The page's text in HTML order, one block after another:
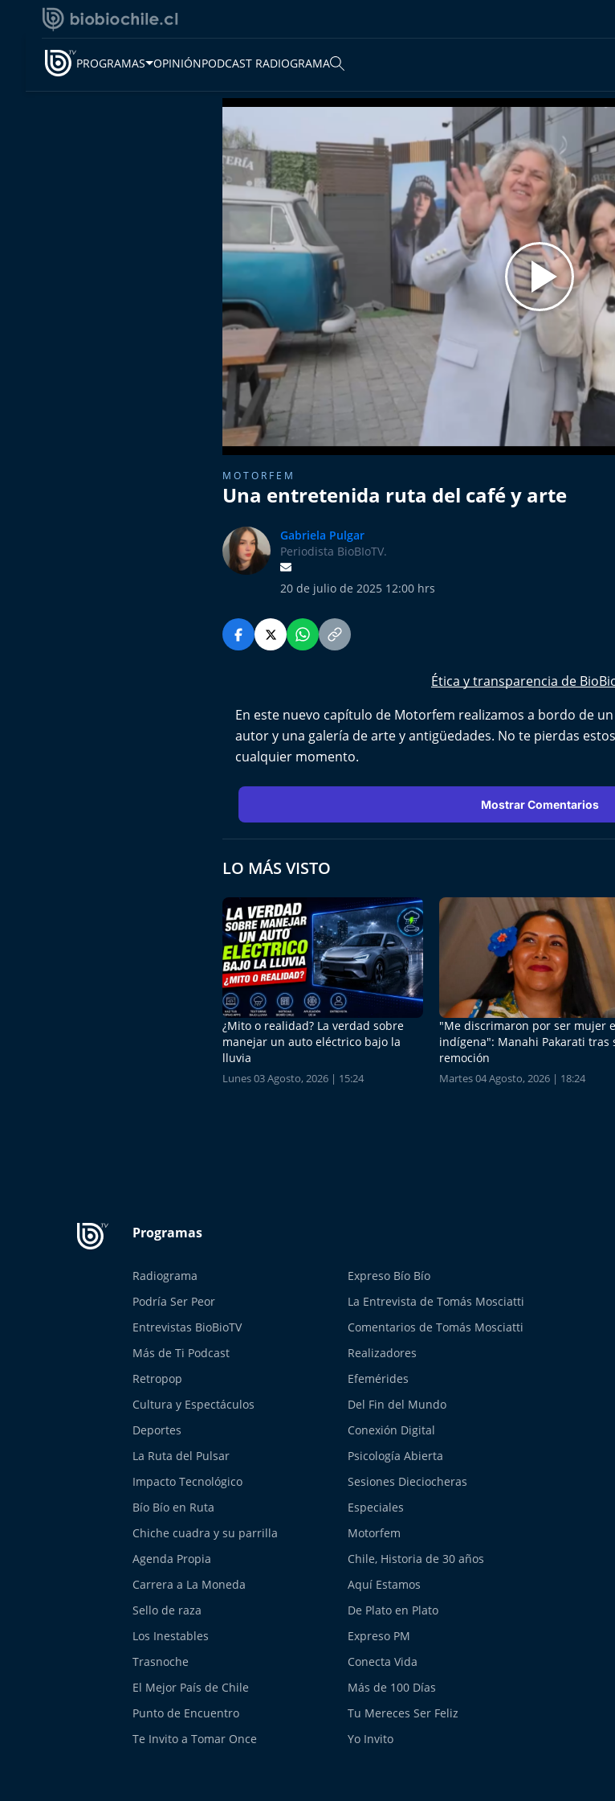
PROGRAMAS OPINIÓNPODCAST RADIOGRAMA
MOTORFEM
Una entretenida ruta del café y arte
Gabriela Pulgar
Periodista BioBIoTV.
20 de julio de 2025 12:00 hrs
Ética y transparencia de
En este nuevo capítulo de Motorfem realizamos a bordo de
autor y una galería de arte y antigüedades. No te pierdas
cualquier momento.
Mostrar Comentarios
LO MÁS VISTO
¿Mito o realidad? La verdad sobre
manejar un auto eléctrico bajo la
lluvia
Lunes 03 Agosto, 2026 | 15:24
"Me discrimaron por ser mujer e
indígena": Manahi Pakarati tras
remoción
Martes 04 Agosto, 2026 | 18:24
Radiograma
Expreso Bío Bío
Podría Ser Peor
La Entrevista de Tomás Mosciatti
Entrevistas BioBioTV
Comentarios de Tomás Mosciatti
Más de Ti Podcast
Realizadores
Retropop
Efemérides
Cultura y Espectáculos
Del Fin del Mundo
Deportes
Conexión Digital
La Ruta del Pulsar
Psicología Abierta
Impacto Tecnológico
Sesiones Dieciocheras
Bío Bío en Ruta
Especiales
Chiche cuadra y su parrilla
Motorfem
Agenda Propia
Chile, Historia de 30 años
Carrera a La Moneda
Aquí Estamos
Sello de raza
De Plato en Plato
Los Inestables
Expreso PM
Trasnoche
Conecta Vida
El Mejor País de Chile
Más de 100 Días
Punto de Encuentro
Tu Mereces Ser Feliz
Te Invito a Tomar Once
Yo Invito